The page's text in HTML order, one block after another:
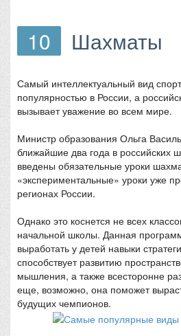
10 Шахматы
Самый интеллектуальный вид
популярностью в России, а
вызывает уважение во всем мире.
Министр образования Ольга
ближайшие два года в российских
введены обязательные уроки
«экспериментальные» уроки уже
регионах России.
Однако это коснется не всех
начальной школы. Данная
выработать у детей навыки
способствует развитию
мышления, а также всесторонне
еще, возможно, она поможет
будущих чемпионов.